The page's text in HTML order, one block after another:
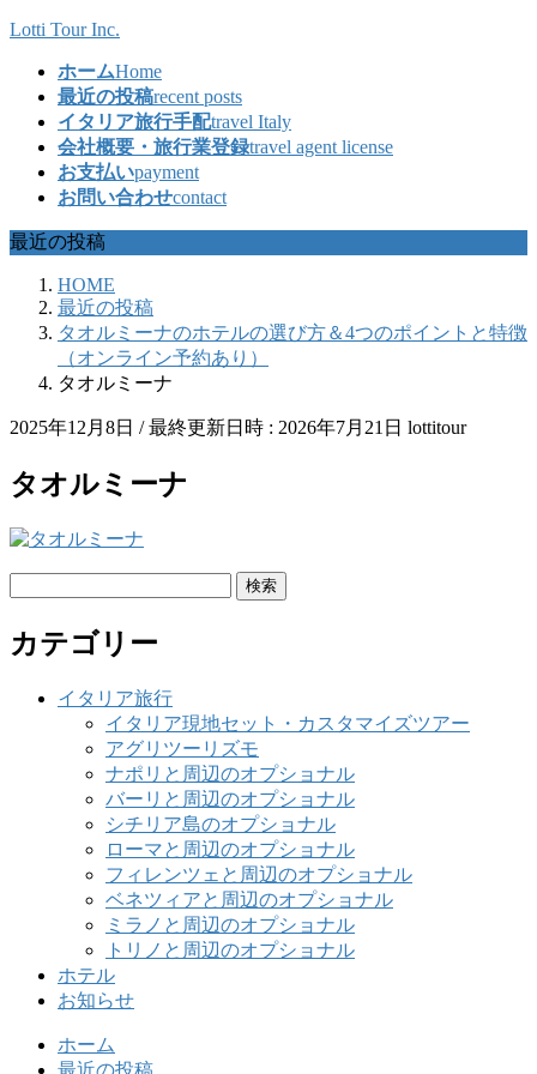
コ
ッ
プ
ナ
移
動
Lotti Tour Inc.
ホームHome
最近の投稿recent posts
イタリア旅行手配travel Italy
会社概要・旅行業登録travel agent license
お支払いpayment
お問い合わせcontact
最近の投稿
HOME
最近の投稿
タオルミーナのホテルの選び方＆4つのポイントと特徴
（オンライン予約あり）
タオルミーナ
2025年12月8日 / 最終更新日時 : 2026年7月21日 lottitour
タオルミーナ
カテゴリー
イタリア旅行
イタリア現地セット・カスタマイズツアー
アグリツーリズモ
ナポリと周辺のオプショナル
バーリと周辺のオプショナル
シチリア島のオプショナル
ローマと周辺のオプショナル
フィレンツェと周辺のオプショナル
ベネツィアと周辺のオプショナル
ミラノと周辺のオプショナル
トリノと周辺のオプショナル
ホテル
お知らせ
ホーム
最近の投稿